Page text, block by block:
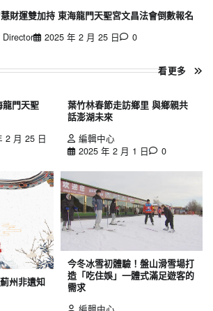
財運雙加持 東海龍門天聖宮文昌法會倒數報名
Director
2025 年 2 月 25 日 0
看更多
門天聖
2 月 25 日
葉竹林春節走訪鄉里 與鄉親共
話澎湖未來
編輯中心
2025 年 2 月 1 日
0
州非遺知
今冬冰雪初體驗！盤山滑雪場打
造「吃住娛」一體式滿足遊客的
需求